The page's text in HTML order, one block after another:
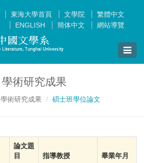
東海大學首頁 文學院
繁體中文
ENGLISH
簡体中文 網站導覽
Toggle
學術研究成果
學術研究成果 碩士班學位論文
論文題
目
指導教授 畢業年月